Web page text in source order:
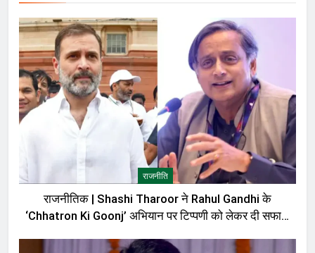
राजनीति
राजनीतिक | Shashi Tharoor ने Rahul Gandhi के
‘Chhatron Ki Goonj’ अभियान पर टिप्पणी को लेकर दी सफाई,